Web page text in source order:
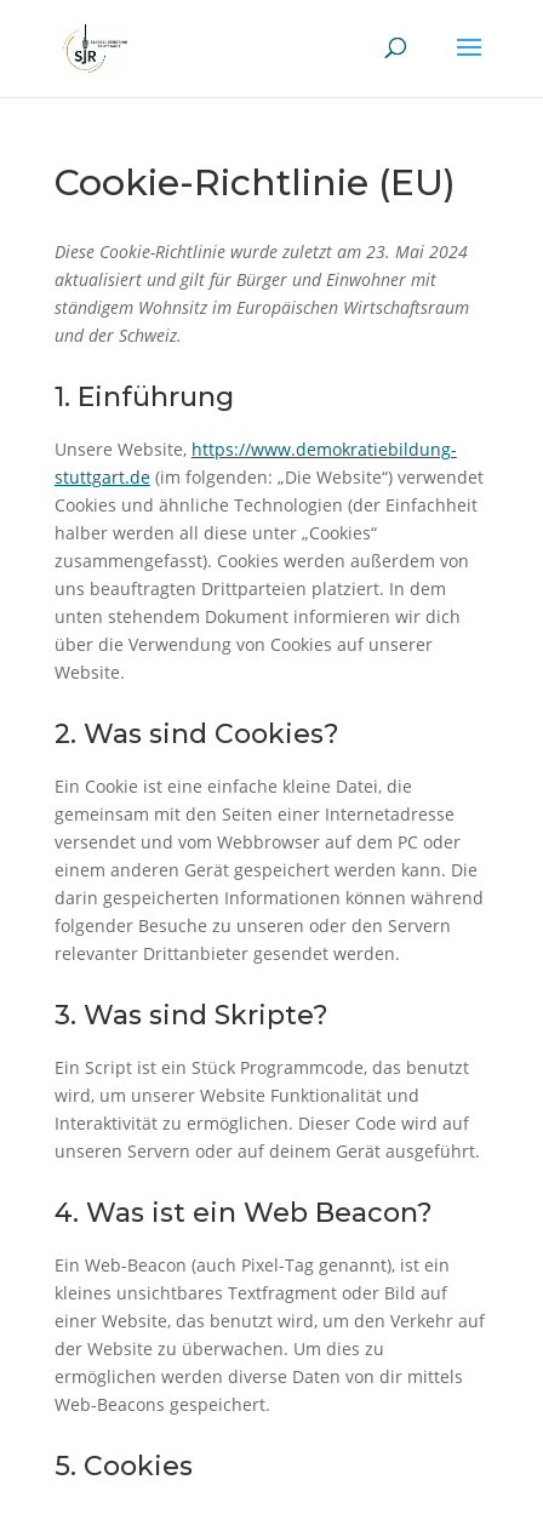
content
Cookie-Richtlinie (EU)
Diese Cookie-Richtlinie wurde zuletzt am 23. Mai 2024
aktualisiert und gilt für Bürger und Einwohner mit
ständigem Wohnsitz im Europäischen Wirtschaftsraum
und der Schweiz.
1. Einführung
Unsere Website, https://www.demokratiebildung-
stuttgart.de(im folgenden: „Die Website“) verwendet
Cookies und ähnliche Technologien (der Einfachheit
halber werden all diese unter „Cookies“
zusammengefasst). Cookies werden außerdem von
uns beauftragten Drittparteien platziert. In dem
unten stehendem Dokument informieren wir dich
über die Verwendung von Cookies auf unserer
Website.
2. Was sind Cookies?
Ein Cookie ist eine einfache kleine Datei, die
gemeinsam mit den Seiten einer Internetadresse
versendet und vom Webbrowser auf dem PC oder
einem anderen Gerät gespeichert werden kann. Die
darin gespeicherten Informationen können während
folgender Besuche zu unseren oder den Servern
relevanter Drittanbieter gesendet werden.
3. Was sind Skripte?
Ein Script ist ein Stück Programmcode, das benutzt
wird, um unserer Website Funktionalität und
Interaktivität zu ermöglichen. Dieser Code wird auf
unseren Servern oder auf deinem Gerät ausgeführt.
4. Was ist ein Web Beacon?
Ein Web-Beacon (auch Pixel-Tag genannt), ist ein
kleines unsichtbares Textfragment oder Bild auf
einer Website, das benutzt wird, um den Verkehr auf
der Website zu überwachen. Um dies zu
ermöglichen werden diverse Daten von dir mittels
Web-Beacons gespeichert.
5. Cookies